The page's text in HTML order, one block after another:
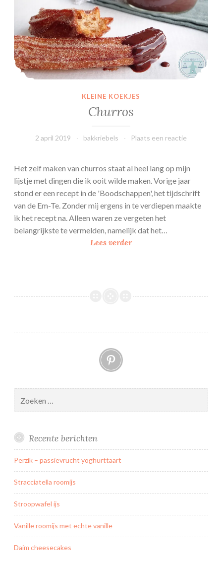
o
c
h
o
i
j
e
s
b
o
e
n
c
r
e
KLEINE KOEKJES
Churros
2 april 2019 bakkriebels Plaats een reactie
Het zelf maken van churros staat al heel lang op mijn
lijstje met dingen die ik ooit wilde maken. Vorige jaar
stond er een recept in de 'Boodschappen', het tijdschrift
van de Em-Te. Zonder mij ergens in te verdiepen maakte
ik het recept na. Alleen waren ze vergeten het
belangrijkste te vermelden, namelijk dat het…
Lees verderC
Pinterest
naar:
Recente berichten
Perzik – passievrucht yoghurttaart
Stracciatella roomijs
Stroopwafel ijs
Vanille roomijs met echte vanille
Daim cheesecakes